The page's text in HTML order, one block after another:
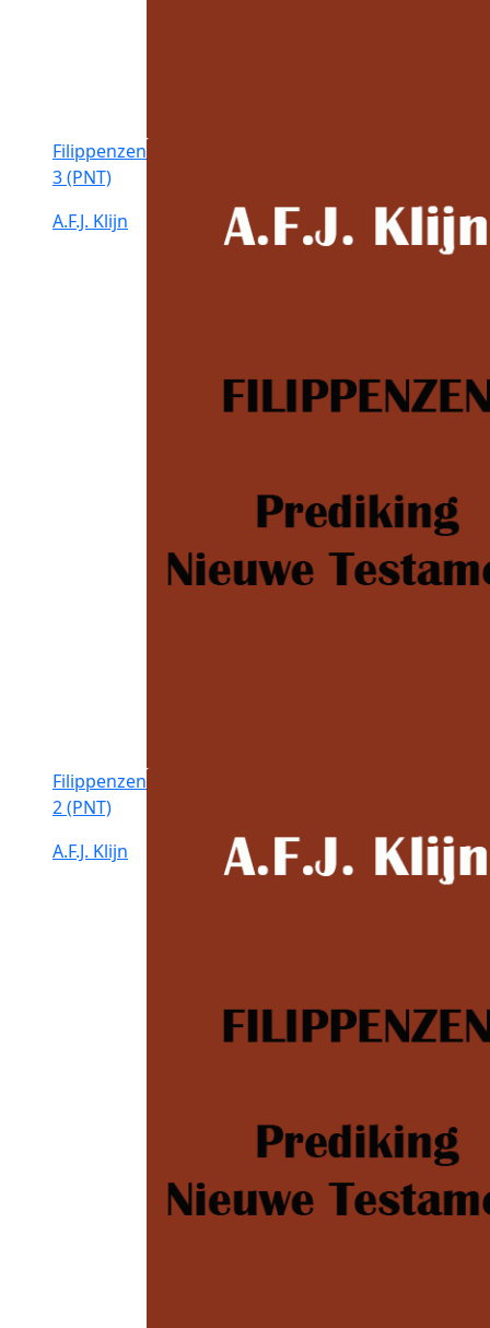
Filippenzen
3 (PNT)
A.F.J. Klijn
Filippenzen
2 (PNT)
A.F.J. Klijn